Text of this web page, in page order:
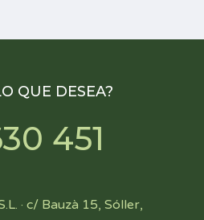
QUE DESEA?
451
· c/ Bauzà 15, Sóller,